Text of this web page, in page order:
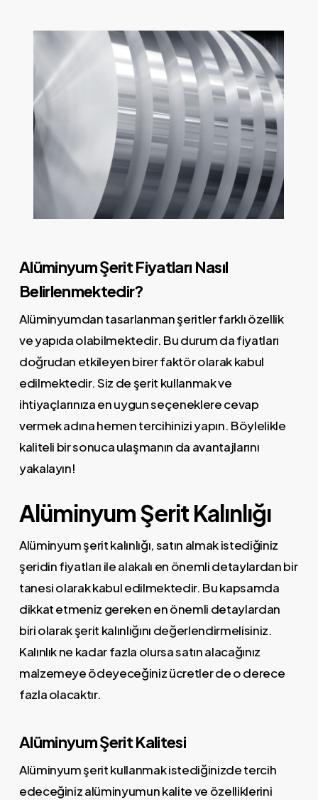
Alüminyum Şerit Fiyatları Nasıl
Belirlenmektedir?
Alüminyumdan tasarlanman şeritler farklı özellik
ve yapıda olabilmektedir. Bu durum da fiyatları
doğrudan etkileyen birer faktör olarak kabul
edilmektedir. Siz de şerit kullanmak ve
ihtiyaçlarınıza en uygun seçeneklere cevap
vermek adına hemen tercihinizi yapın. Böylelikle
kaliteli bir sonuca ulaşmanın da avantajlarını
yakalayın!
Alüminyum Şerit Kalınlığı
Alüminyum şerit kalınlığı, satın almak istediğiniz
şeridin fiyatları ile alakalı en önemli detaylardan bir
tanesi olarak kabul edilmektedir. Bu kapsamda
dikkat etmeniz gereken en önemli detaylardan
biri olarak şerit kalınlığını değerlendirmelisiniz.
Kalınlık ne kadar fazla olursa satın alacağınız
malzemeye ödeyeceğiniz ücretler de o derece
fazla olacaktır.
Alüminyum Şerit Kalitesi
Alüminyum şerit kullanmak istediğinizde tercih
edeceğiniz alüminyumun kalite ve özelliklerini